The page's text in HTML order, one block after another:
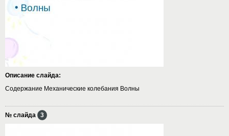
Описание слайда:
Содержание Механические колебания Волны
№ слайда 3